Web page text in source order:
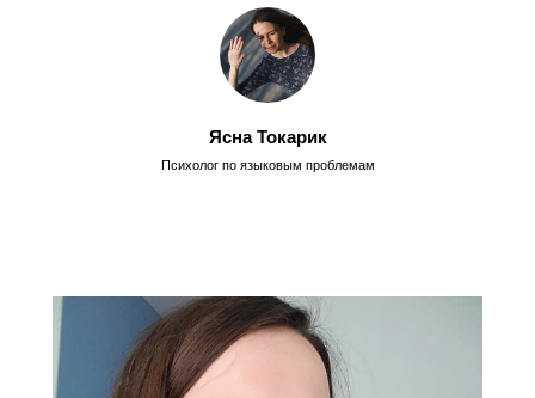
Ясна Токарик
Психолог по языковым проблемам